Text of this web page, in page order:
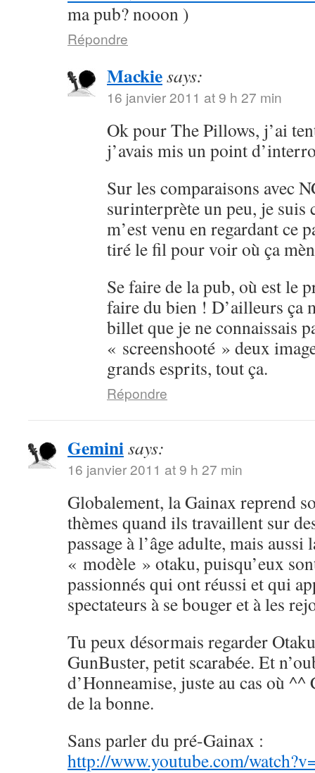
ma pub? nooon )
Répondre
Mackiesays:
16 janvier 2011 at 9 h 27 min
Ok pour The Pillows, j’ai
j’avais mis un point
Sur les comparaisons avec
surinterprète un peu, je suis
m’est venu en regardant ce
tiré le fil pour voir où ça
Se faire de la pub, où est le
faire du bien ! D’ailleurs ça
billet que je ne connaissais
« screenshooté » deux
grands esprits, tout ça.
Répondre
Geminisays:
16 janvier 2011 at 9 h 27 min
Globalement, la Gainax reprend
thèmes quand ils travaillent sur
passage à l’âge adulte, mais
« modèle » otaku, puisqu’eux
passionnés qui ont réussi et qui
spectateurs à se bouger et à les
Tu peux désormais regarder
GunBuster, petit scarabée. Et
d’Honneamise, juste au cas où ^^
de la bonne.
Sans parler du pré-Gainax :
http://www.youtube.com/